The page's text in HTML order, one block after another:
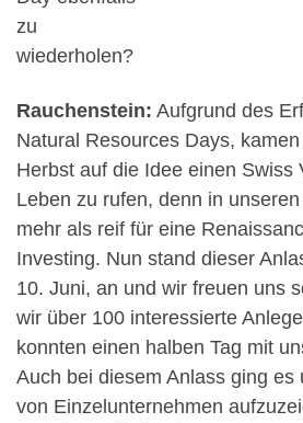
zu
wiederholen?
Rauchenstein: Aufgrund des
Natural Resources Days,
Herbst auf die Idee einen Swiss
Leben zu rufen, denn in
mehr als reif für eine
Investing. Nun stand dieser
10. Juni, an und wir freuen uns
wir über 100 interessierte
konnten einen halben Tag mit
Auch bei diesem Anlass ging es
von Einzelunternehmen